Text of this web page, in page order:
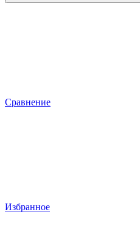
Сравнение
Избранное